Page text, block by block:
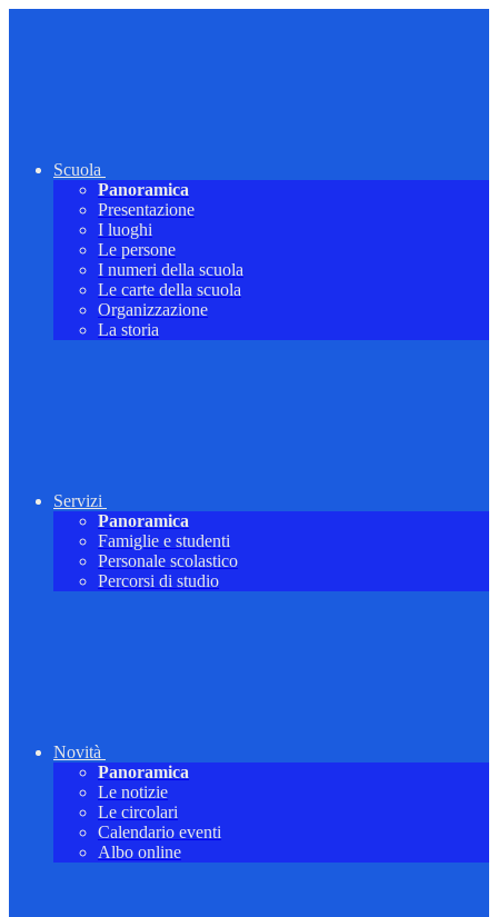
Scuola
Panoramica
Presentazione
I luoghi
Le persone
I numeri della scuola
Le carte della scuola
Organizzazione
La storia
Servizi
Panoramica
Famiglie e studenti
Personale scolastico
Percorsi di studio
Novità
Panoramica
Le notizie
Le circolari
Calendario eventi
Albo online